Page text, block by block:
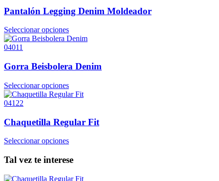
Pantalón Legging Denim Moldeador
Seleccionar opciones
04011
Gorra Beisbolera Denim
Seleccionar opciones
04122
Chaquetilla Regular Fit
Seleccionar opciones
Tal vez te interese